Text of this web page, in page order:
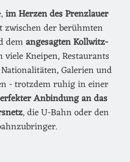
im Herzen des Prenzlauer
zwischen der berühmten
demangesagten Kollwitz-
viele Kneipen, Restaurants
Galerien und
- trotzdem ruhig in einer
Anbindung an das
, die U-Bahn oder den